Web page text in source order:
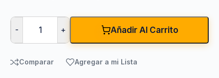
- + Añadir Al Carrito
Comparar Agregar a mi Lista